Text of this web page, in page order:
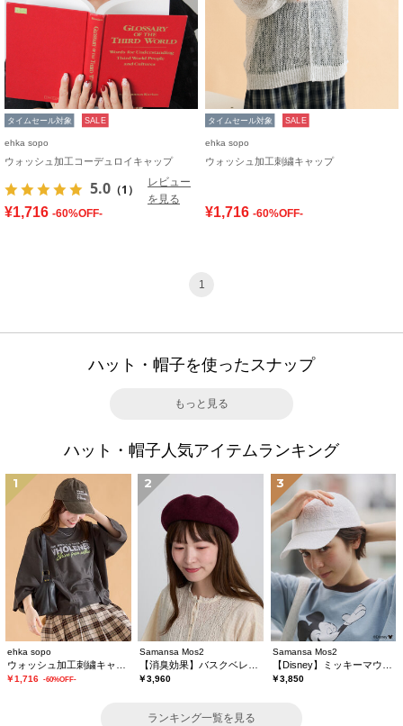
タイムセール対象 SALE
ehka sopo
ウォッシュ加工コーデュロイキャップ
5.0 （1）
レビュー
を見る
¥1,716 -60%OFF-
タイムセール対象 SALE
ehka sopo
ウォッシュ加工刺繍キャップ
¥1,716 -60%OFF-
1
ハット・帽子を使ったスナップ
もっと見る
ハット・帽子人気アイテムランキング
1
ehka sopo
￥1,716 -60%OFF-
2
Samansa Mos2
￥3,960
3
Samansa Mos2
￥3,850
ランキング一覧を見る